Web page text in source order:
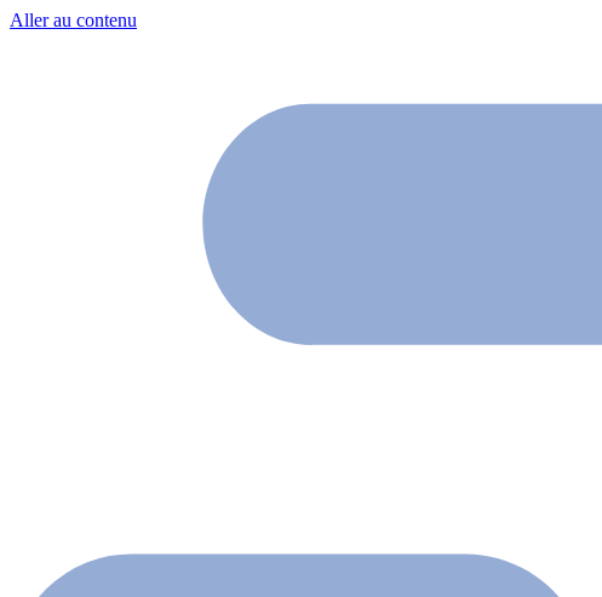
Aller au contenu